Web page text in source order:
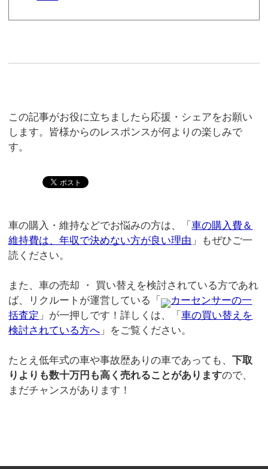
この記事がお役に立ちましたら応援・シェアをお願い
します。皆様からのレスポンスが何よりの楽しみで
す。
車の購入・維持などでお悩みの方は、「車の購入費＆
維持費は、年収で決めない方が良い理由 」もぜひご一
読ください。
また、車の売却 ・ 買い替えを検討されている方であれ
ば、リクルートが運営している「
カーセンサーの一
括査定 」が一押しです！詳しくは、「車の買い替えを
検討されている方へ 」をご覧ください。
たとえ低年式の車や事故歴ありの車であっても、下取
りよりも数十万円も高く売れることがありますので、
まだチャンスがあります！